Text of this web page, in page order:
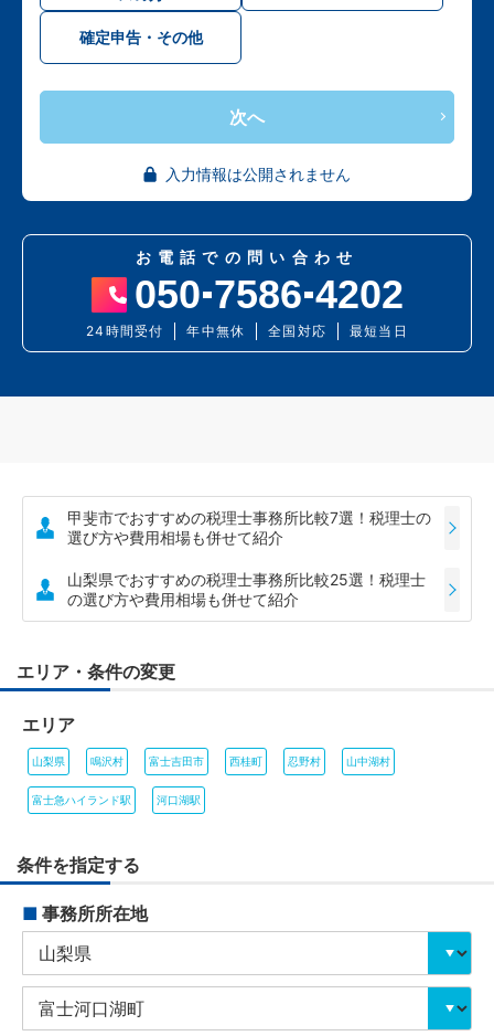
確定申告・その他
次へ
入力情報は公開されません
お電話での問い合わせ
050 7586 4202
24時間受付 年中無休 全国対応 最短当日
甲斐市でおすすめの税理士事務所比較7選！税理士の
選び方や費用相場も併せて紹介
山梨県でおすすめの税理士事務所比較25選！税理士
の選び方や費用相場も併せて紹介
エリア・条件の変更
エリア
山梨県 鳴沢村 富士吉田市 西桂町 忍野村 山中湖村
富士急ハイランド駅 河口湖駅
条件を指定する
■ 事務所所在地